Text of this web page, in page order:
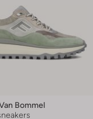
Bommel